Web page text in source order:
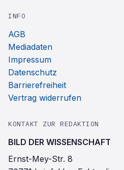
INFO
AGB
Mediadaten
Impressum
Datenschutz
Barrierefreiheit
Vertrag widerrufen
KONTAKT ZUR REDAKTION
BILD DER WISSENSCHAFT
Ernst-Mey-Str. 8